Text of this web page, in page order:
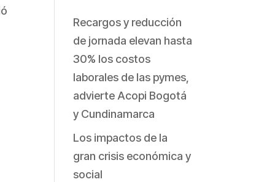
Recargos y reducción
de jornada elevan hasta
30% los costos
laborales de las pymes,
advierte Acopi Bogotá
y Cundinamarca
Los impactos de la
gran crisis económica y
social